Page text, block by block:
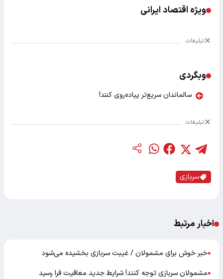
ویژه اقتصاد ایرانی
تبلیغات
وبگردی
سالماندان سریع‌تر پیاده‌روی کنند!
تبلیغات
سربازی
اخبار مرتبط
●خبر خوش برای مشمولان / غیبت سربازی بخشیده می‌شود
●مشمولان سربازی توجه کنند! شرایط جدید معافیت فرا رسید